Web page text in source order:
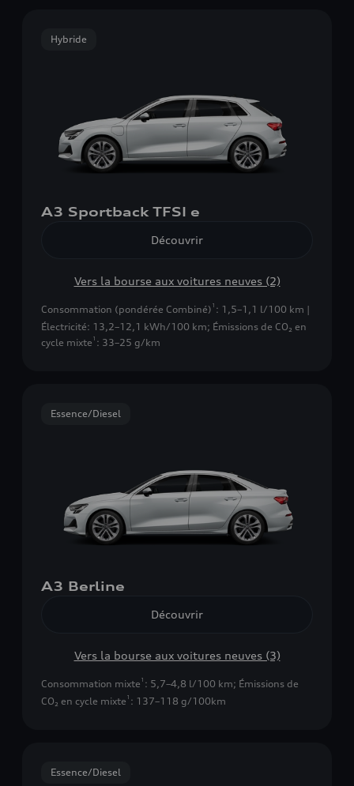
Hybride
A3 Sportback TFSI e
Découvrir
Vers la bourse aux voitures neuves (2)
Consommation (pondérée Combiné) 1 : 1,5–1,1 l/100 km |
Électricité: 13,2–12,1 kWh/100 km; Émissions de CO₂ en
cycle mixte 1 : 33–25 g/km
Essence/Diesel
A3 Berline
Découvrir
Vers la bourse aux voitures neuves (3)
Consommation mixte 1 : 5,7–4,8 l/100 km; Émissions de
CO₂ en cycle mixte 1 : 137–118 g/100km
Essence/Diesel